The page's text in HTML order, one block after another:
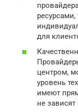
ресурсами,
для
центром,
уровень
имеют
не